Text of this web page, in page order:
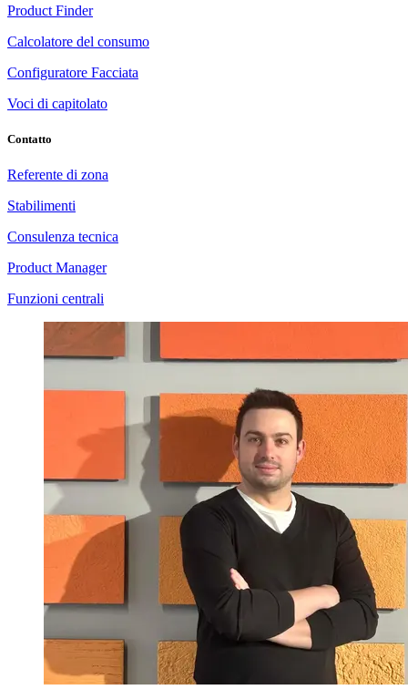
Product Finder
Calcolatore del consumo
Configuratore Facciata
Voci di capitolato
Contatto
Referente di zona
Stabilimenti
Consulenza tecnica
Product Manager
Funzioni centrali